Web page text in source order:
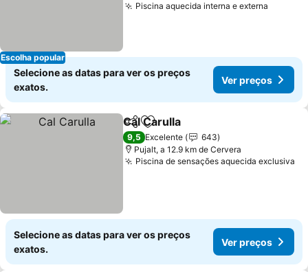
Escolha popular
Piscina aquecida interna e externa
Selecione as datas para ver os preços
exatos.
Ver preços
PartilharAdicionar aos favoritos
Cal Carulla
9,5 Excelente
643
Pujalt, a 12.9 km de Cervera
Piscina de sensações aquecida exclusiva
Selecione as datas para ver os preços
exatos.
Ver preços